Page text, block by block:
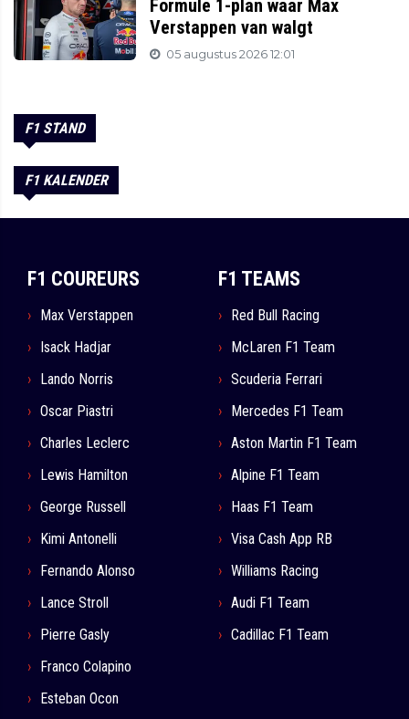
Formule 1-plan waar Max
Verstappen van walgt
05 augustus 2026 12:01
F1 STAND
F1 KALENDER
F1 COUREURS
Max Verstappen
Isack Hadjar
Lando Norris
Oscar Piastri
Charles Leclerc
Lewis Hamilton
George Russell
Kimi Antonelli
Fernando Alonso
Lance Stroll
Pierre Gasly
Franco Colapino
Esteban Ocon
F1 TEAMS
Red Bull Racing
McLaren F1 Team
Scuderia Ferrari
Mercedes F1 Team
Aston Martin F1 Team
Alpine F1 Team
Haas F1 Team
Visa Cash App RB
Williams Racing
Audi F1 Team
Cadillac F1 Team